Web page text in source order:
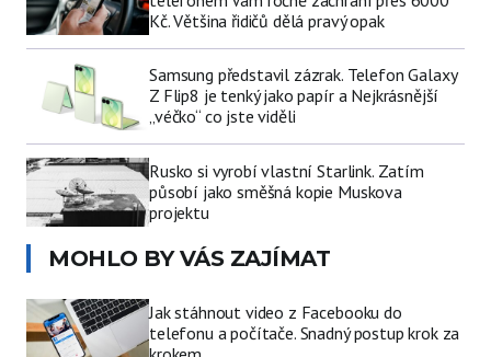
Kč. Většina řidičů dělá pravý opak
Samsung představil zázrak. Telefon Galaxy
Z Flip8 je tenký jako papír a Nejkrásnější
„véčko“ co jste viděli
Rusko si vyrobí vlastní Starlink. Zatím
působí jako směšná kopie Muskova
projektu
MOHLO BY VÁS ZAJÍMAT
Jak stáhnout video z Facebooku do
telefonu a počítače. Snadný postup krok za